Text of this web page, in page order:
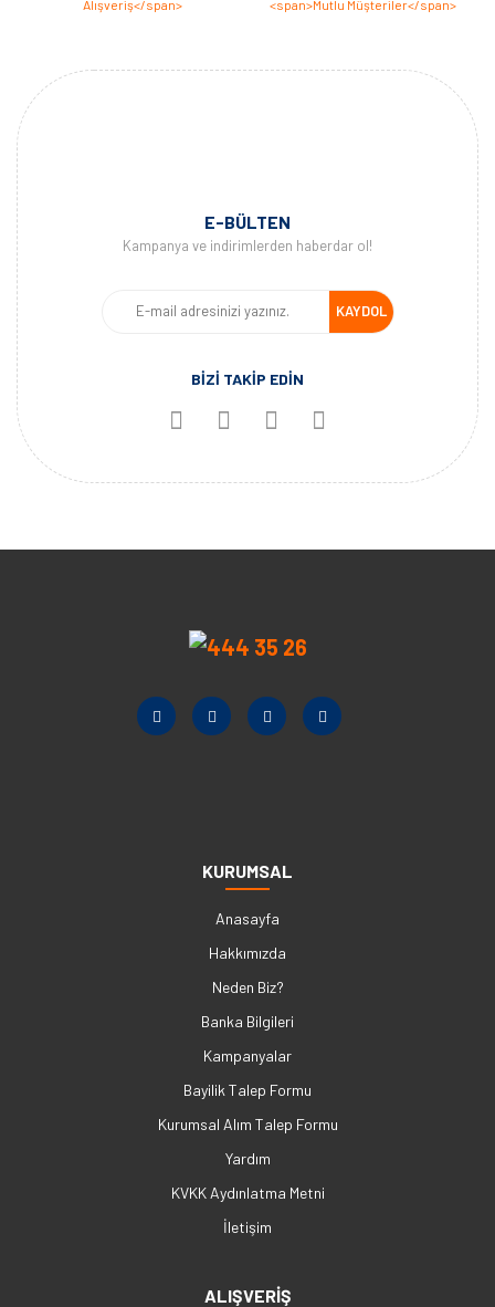
E-BÜLTEN
Kampanya ve indirimlerden haberdar ol!
KAYDOL
BİZİ TAKİP EDİN
KURUMSAL
Anasayfa
Hakkımızda
Neden Biz?
Banka Bilgileri
Kampanyalar
Bayilik Talep Formu
Kurumsal Alım Talep Formu
Yardım
KVKK Aydınlatma Metni
İletişim
ALIŞVERİŞ